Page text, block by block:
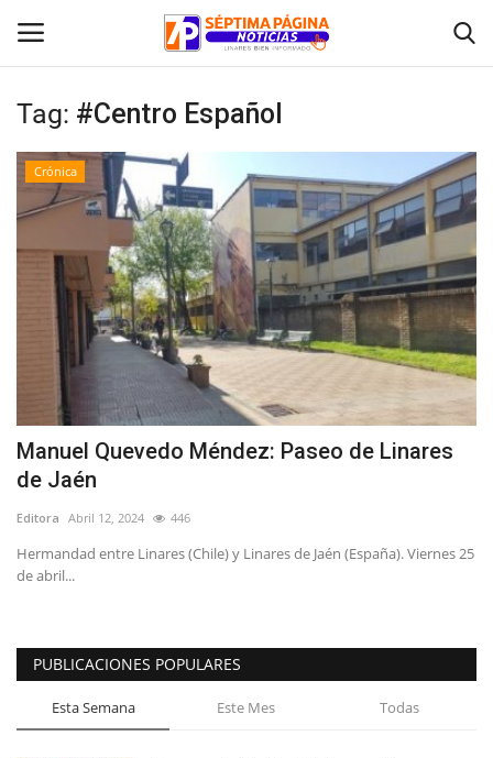
Inicio
Crónica
Policial
Tribunales
Deporte
Política
Espectáculos
Tag: #Centro Español
Crónica
Manuel Quevedo Méndez: Paseo de Linares
de Jaén
Editora Abril 12, 2024 446
Hermandad entre Linares (Chile) y Linares de Jaén (España). Viernes 25
de abril...
PUBLICACIONES POPULARES
Esta Semana Este Mes Todas